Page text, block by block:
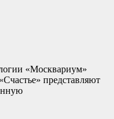
«Москвариум»
представляют